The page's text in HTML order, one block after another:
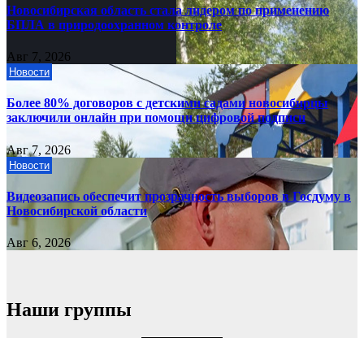
Новосибирская область стала лидером по применению
БПЛА в природоохранном контроле
Авг 7, 2026
Новости
Более 80% договоров с детскими садами новосибирцы
заключили онлайн при помощи цифровой подписи
Авг 7, 2026
Новости
Видеозапись обеспечит прозрачность выборов в Госдуму в
Новосибирской области
Авг 6, 2026
Наши группы